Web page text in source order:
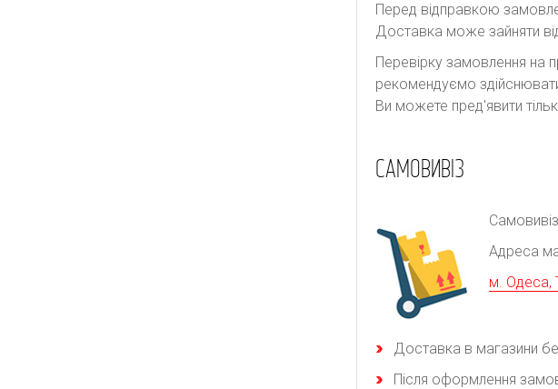
Перед відправкою
Доставка може зайняти
Перевірку замовлення на
рекомендуємо
Ви можете пред'явити
САМОВИВІЗ
Адреса
м. Одеса,
Доставка в магазини
Після оформлення